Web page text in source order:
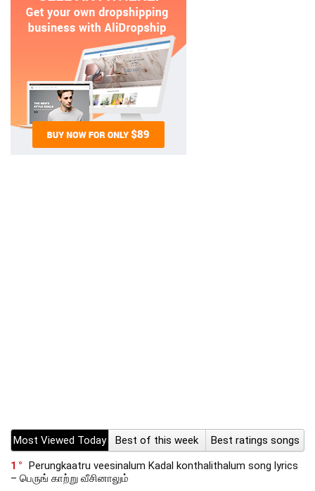
Most Viewed Today Best of this week
Best ratings songs
1
Perungkaatru veesinalum Kadal konthalithalum song lyrics
– பெருங் காற்று வீசினாலும்